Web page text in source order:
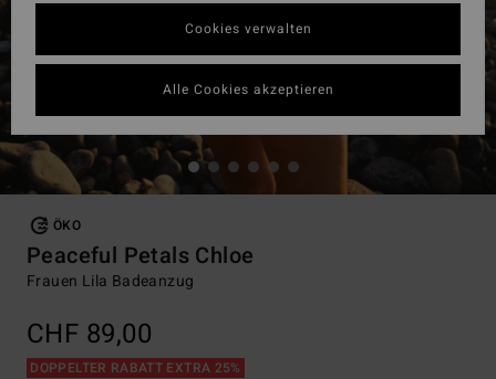
ÖKO
Peaceful Petals Chloe
Frauen Lila Badeanzug
CHF 89,00
DOPPELTER RABATT EXTRA 25%
Cookies verwalten
Alle Cookies akzeptieren